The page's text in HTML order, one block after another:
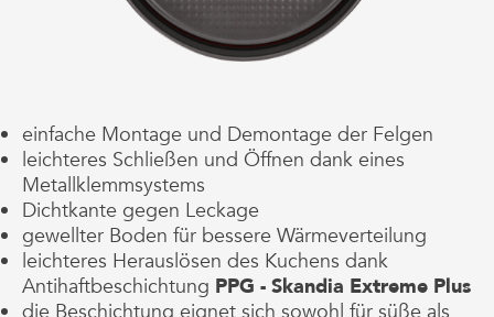
einfache Montage und Demontage der Felgen
leichteres Schließen und Öffnen dank eines
Metallklemmsystems
Dichtkante gegen Leckage
gewellter Boden für bessere Wärmeverteilung
leichteres Herauslösen des Kuchens dank
Antihaftbeschichtung PPG - Skandia Extreme Plus